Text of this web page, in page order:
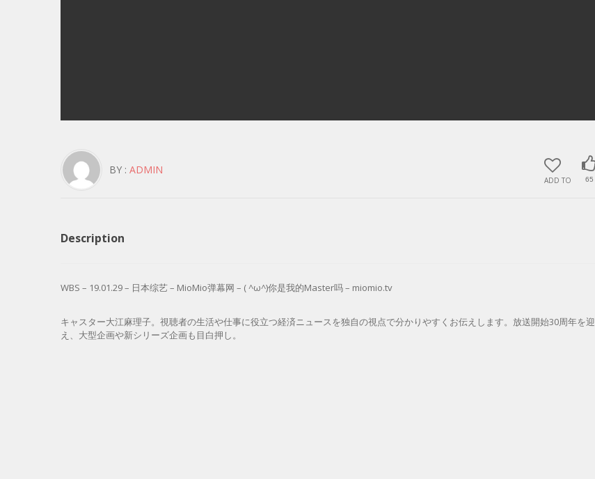
ADD TO 65
BY : ADMIN
Description
WBS – 19.01.29 – 日本综艺 – MioMio弹幕网 – ( ^ω^)你是我的Master吗 – miomio.tv
キャスター大江麻理子。視聴者の生活や仕事に役立つ経済ニュースを独自の視点で分かりやすくお伝えします。放送開始30周年を迎
え、大型企画や新シリーズ企画も目白押し。